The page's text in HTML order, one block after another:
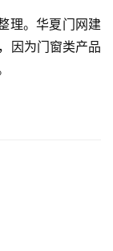
理。华夏门网建
因为门窗类产品